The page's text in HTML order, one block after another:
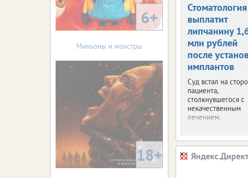
Стоматология
выплатит
липчанину
млн рублей
после
имплантов
Суд встал на
пациента,
столкнувшегося с
некачественным
лечением.
6+
Миньоны и монстры
18+